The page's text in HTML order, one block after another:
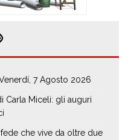
7 Agosto 2026
Carla Miceli: gli auguri
che vive da oltre due